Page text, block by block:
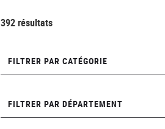
392 résultats
par
catégorie
FILTRER PAR CATÉGORIE
par
département
FILTRER PAR DÉPARTEMENT